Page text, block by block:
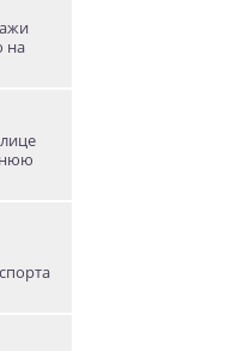
на